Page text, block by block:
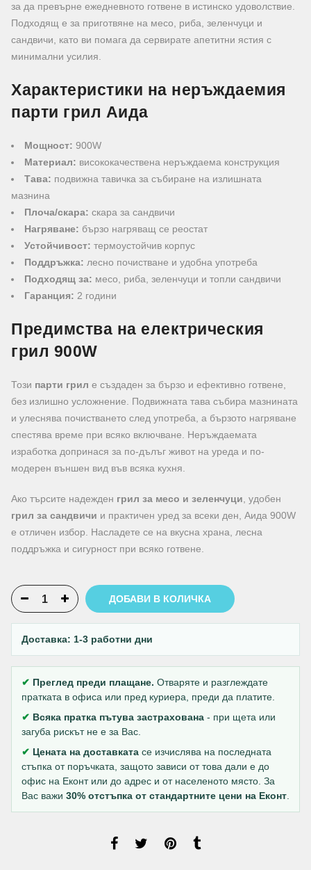
за да превърне ежедневното готвене в истинско удоволствие.
Подходящ е за приготвяне на месо, риба, зеленчуци и
сандвичи, като ви помага да сервирате апетитни ястия с
минимални усилия.
Характеристики на неръждаемия
парти грил Аида
Мощност: 900W
Материал: висококачествена неръждаема конструкция
Тава: подвижна тавичка за събиране на излишната
мазнина
Плоча/скара: скара за сандвичи
Нагряване: бързо нагряващ се реостат
Устойчивост: термоустойчив корпус
Поддръжка: лесно почистване и удобна употреба
Подходящ за: месо, риба, зеленчуци и топли сандвичи
Гаранция: 2 години
Предимства на електрическия
грил 900W
Този парти грил е създаден за бързо и ефективно готвене,
без излишно усложнение. Подвижната тава събира мазнината
и улеснява почистването след употреба, а бързото нагряване
спестява време при всяко включване. Неръждаемата
изработка допринася за по-дълъг живот на уреда и по-
модерен външен вид във всяка кухня.
Ако търсите надежден грил за месо и зеленчуци , удобен
грил за сандвичи и практичен уред за всеки ден, Аида 900W
е отличен избор. Насладете се на вкусна храна, лесна
поддръжка и сигурност при всяко готвене.
ДОБАВИ В КОЛИЧКА
Доставка: 1-3 работни дни
✔ Преглед преди плащане. Отваряте и разглеждате
пратката в офиса или пред куриера, преди да платите.
✔ Всяка пратка пътува застрахована - при щета или
загуба рискът не е за Вас.
✔ Цената на доставката се изчислява на последната
стъпка от поръчката, защото зависи от това дали е до
офис на Еконт или до адрес и от населеното място. За
Вас важи 30% отстъпка от стандартните цени на Еконт